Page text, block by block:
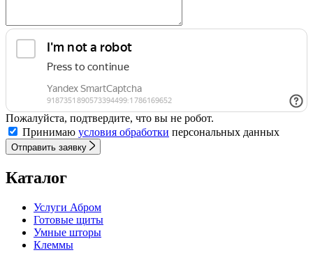
Пожалуйста, подтвердите, что вы не робот.
Принимаю условия обработки персональных данных
Отправить заявку
Каталог
Услуги Абром
Готовые щиты
Умные шторы
Клеммы